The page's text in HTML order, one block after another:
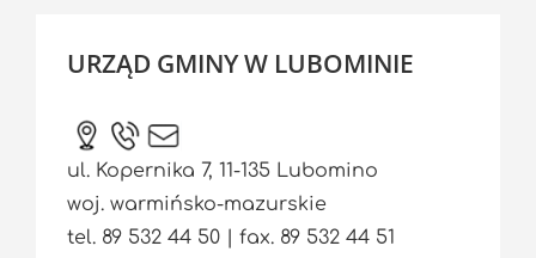
URZĄD GMINY W LUBOMINIE
ul. Kopernika 7, 11-135 Lubomino
woj. warmińsko-mazurskie
tel. 89 532 44 50 | fax. 89 532 44 51